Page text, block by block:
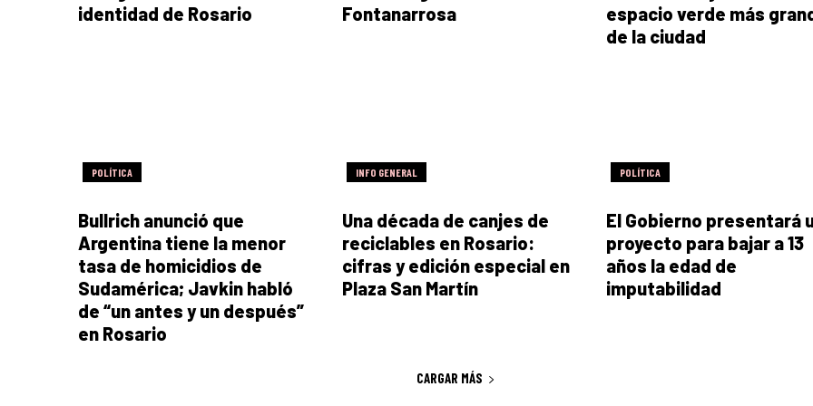
identidad de Rosario
Fontanarrosa
espacio verde más
de la ciudad
POLÍTICA
Bullrich anunció que
Argentina tiene la menor
tasa de homicidios de
Sudamérica; Javkin habló
de “un antes y un después”
en Rosario
INFO GENERAL
Una década de canjes de
reciclables en Rosario:
cifras y edición especial en
Plaza San Martín
POLÍTICA
El Gobierno presentará
proyecto para bajar a 13
años la edad de
imputabilidad
CARGAR MÁS